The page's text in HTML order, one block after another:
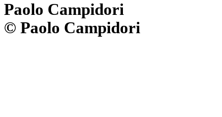
Paolo Campidori
© Paolo Campidori